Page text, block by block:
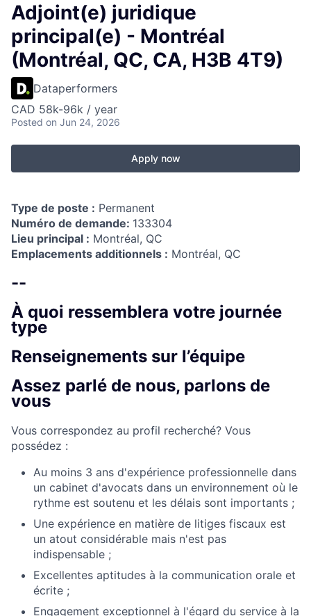
Adjoint(e) juridique
principal(e) - Montréal
(Montréal, QC, CA, H3B 4T9)
Dataperformers
CAD 58k-96k / year
Posted on Jun 24, 2026
Apply now
Type de poste : Permanent
Numéro de demande: 133304
Lieu principal : Montréal, QC
Emplacements additionnels : Montréal, QC
--
À quoi ressemblera votre journée
type
Renseignements sur l’équipe
Assez parlé de nous, parlons de
vous
Vous correspondez au profil recherché? Vous
possédez :
Au moins 3 ans d'expérience professionnelle dans
un cabinet d'avocats dans un environnement où le
rythme est soutenu et les délais sont importants ;
Une expérience en matière de litiges fiscaux est
un atout considérable mais n'est pas
indispensable ;
Excellentes aptitudes à la communication orale et
écrite ;
Engagement exceptionnel à l'égard du service à la